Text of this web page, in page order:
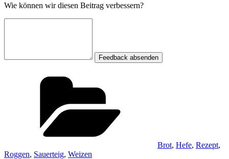
Wie können wir diesen Beitrag verbessern?
Feedback absenden
Brot, Hefe, Rezept,
Roggen, Sauerteig, Weizen